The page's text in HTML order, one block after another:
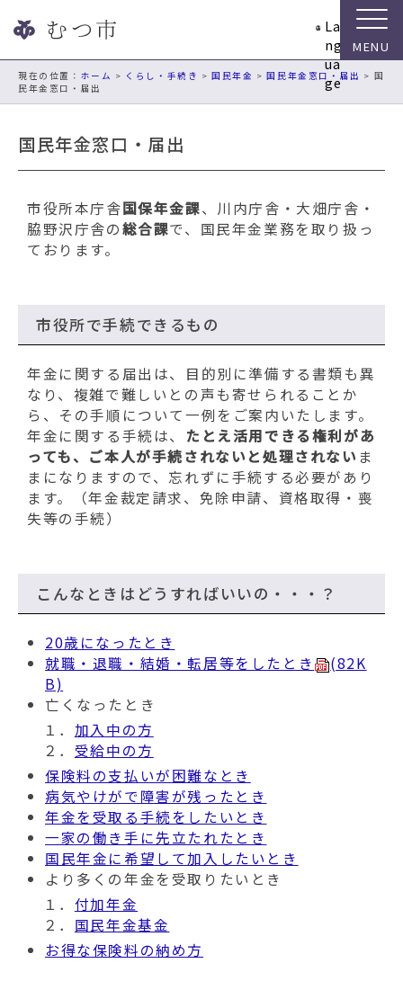
ビ
La
ng
ua
ge
現在の位置： ホーム > くらし・手続き >国民年金 >国民年金窓口・届出 > 国
民年金窓口・届出
国民年金窓口・届出
市役所本庁舎国保年金課、川内庁舎・大畑庁舎・
脇野沢庁舎の総合課で、 国民年金業務を取り扱っ
ております。
市役所で手続できるもの
年金に関する届出は、目的別に準備する書類も異
なり、複雑で難しいとの声も寄せられることか
ら、その手順について一例をご案内いたします。
年金に関する手続は、 たとえ活用できる権利があ
っても、ご本人が手続されないと処理されない ま
まになりますので、忘れずに手続する必要があり
ます。（年金裁定請求、免除申請、資格取得・喪
失等の手続）
こんなときはどうすればいいの・・・？
20歳になったとき
就職・退職・結婚・転居等をしたとき
(82K
B)
亡くなったとき
１． 加入中の方
２． 受給中の方
保険料の支払いが困難なとき
病気やけがで障害が残ったとき
年金を受取る手続をしたいとき
一家の働き手に先立たれたとき
国民年金に希望して加入したいとき
より多くの年金を受取りたいとき
１． 付加年金
２． 国民年金基金
お得な保険料の納め方